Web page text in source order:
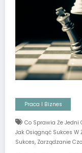
Praca I Biznes
Co Sprawia Że Jedni
Jak Osiągnąć Sukces W
Sukces, Zarządzanie